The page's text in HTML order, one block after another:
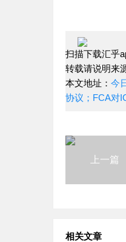
扫描下载汇乎
转载请说明来
本文地址： 今
协议；FCA对
上一篇
相关文章